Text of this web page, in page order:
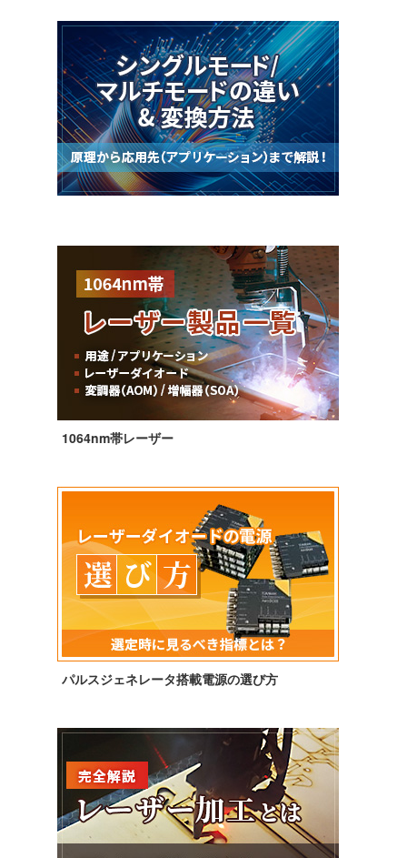
1064nm帯レーザー
パルスジェネレータ搭載電源の選び方